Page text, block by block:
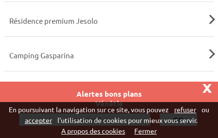
Alertes bons plans
Vénétie
x
Résidence premium Jesolo
Camping Gasparina
Résidence Pierre & Vacances Cà del Pioppo Cavallino
Treporti
En poursuivant la navigation sur ce site, vous pouvez refuser
ou
accepter
l'utilisation de cookies pour mieux vous servir.
A propos des cookies
Fermer